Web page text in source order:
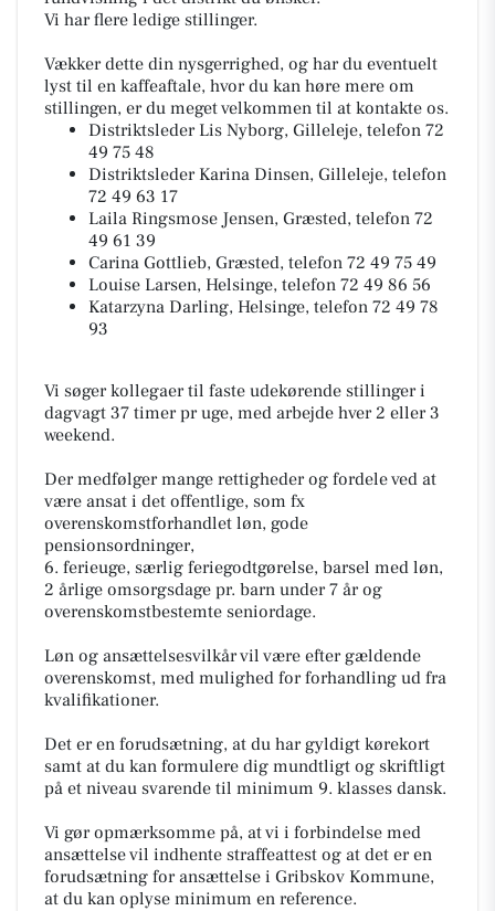
Vi har flere ledige stillinger.
Vækker dette din nysgerrighed, og har du eventuelt
lyst til en kaffeaftale, hvor du kan høre mere om
stillingen, er du meget velkommen til at kontakte os.
Distriktsleder Lis Nyborg, Gilleleje, telefon 72
49 75 48
Distriktsleder Karina Dinsen, Gilleleje, telefon
72 49 63 17
Laila Ringsmose Jensen, Græsted, telefon 72
49 61 39
Carina Gottlieb, Græsted, telefon 72 49 75 49
Louise Larsen, Helsinge, telefon 72 49 86 56
Katarzyna Darling, Helsinge, telefon 72 49 78
93
Vi søger kollegaer til faste udekørende stillinger i
dagvagt 37 timer pr uge, med arbejde hver 2 eller 3
weekend.
Der medfølger mange rettigheder og fordele ved at
være ansat i det offentlige, som fx
overenskomstforhandlet løn, gode
pensionsordninger,
6. ferieuge, særlig feriegodtgørelse, barsel med løn,
2 årlige omsorgsdage pr. barn under 7 år og
overenskomstbestemte seniordage.
Løn og ansættelsesvilkår vil være efter gældende
overenskomst, med mulighed for forhandling ud fra
kvalifikationer.
Det er en forudsætning, at du har gyldigt kørekort
samt at du kan formulere dig mundtligt og skriftligt
på et niveau svarende til minimum 9. klasses dansk.
Vi gør opmærksomme på, at vi i forbindelse med
ansættelse vil indhente straffeattest og at det er en
forudsætning for ansættelse i Gribskov Kommune,
at du kan oplyse minimum en reference.